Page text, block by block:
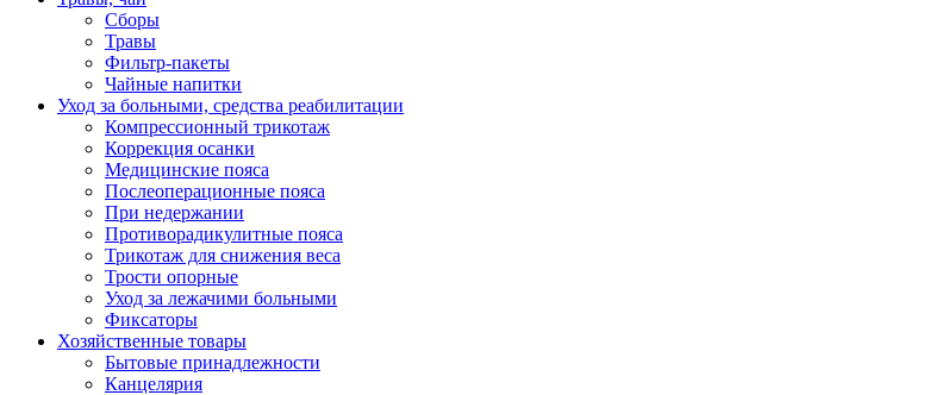
Сборы
Травы
Фильтр-пакеты
Чайные напитки
Уход за больными, средства реабилитации
Компрессионный трикотаж
Коррекция осанки
Медицинские пояса
Послеоперационные пояса
При недержании
Противорадикулитные пояса
Трикотаж для снижения веса
Трости опорные
Уход за лежачими больными
Фиксаторы
Хозяйственные товары
Бытовые принадлежности
Канцелярия